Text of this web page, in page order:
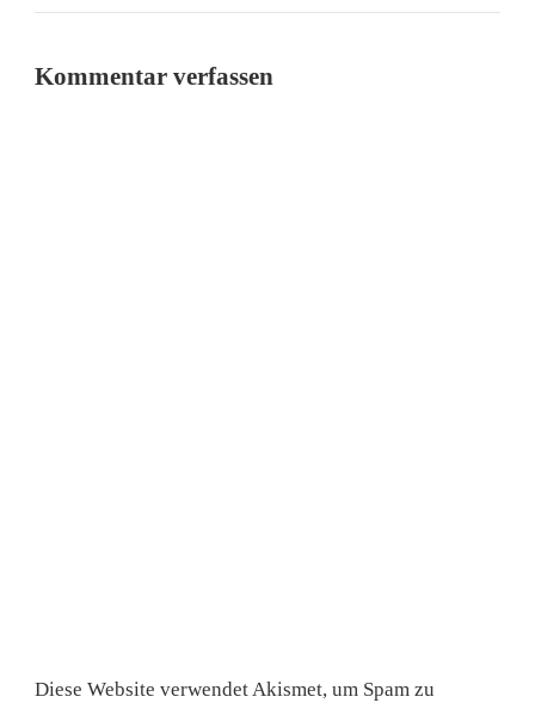
Kommentar verfassen
Diese Website verwendet Akismet, um Spam zu